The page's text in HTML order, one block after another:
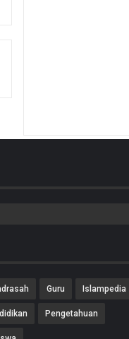
Guru Islampedia
Pengetahuan